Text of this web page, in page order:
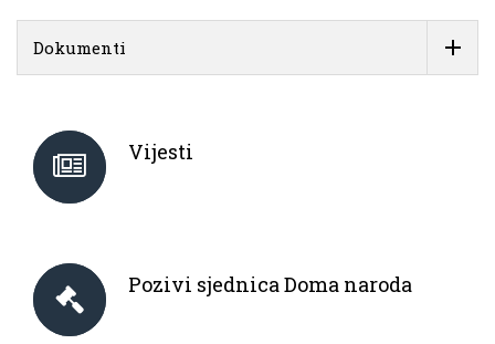
Dokumenti
Vijesti
Pozivi sjednica Doma naroda